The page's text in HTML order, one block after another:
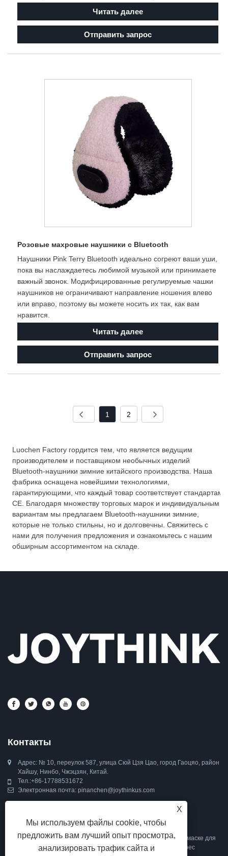
Читать далее
Отправить запрос
Розовые махровые наушники с Bluetooth
Наушники Pink Terry Bluetooth идеально согреют ваши уши,
пока вы наслаждаетесь любимой музыкой или принимаете
важный звонок. Модифицированные регулируемые чашки
наушников не ограничивают направление ношения влево
или вправо, поэтому вы можете носить их так, как вам
нравится.
Читать далее
Отправить запрос
1 2
Luochen Factory гордится тем, что является ведущим
производителем и поставщиком необычных изделий
Bluetooth-наушники зимние китайского производства. Наша
фабрика оснащена новейшими технологиями,
гарантирующими, что каждый товар соответствует стандартам
CE. Благодаря множеству торговых марок и индивидуальным
вариантам мы предлагаем Bluetooth-наушники зимние,
которые не только стильны, но и долговечны. Свяжитесь с
нами для получения предложения и ознакомьтесь с нашим
обширным ассортиментом на складе.
Контакты
Адрес: № 10, переулок 587, улица Сюй Цзя Цао, город Гаоцяо, район
Хайшу, Нинбо, Чжэцзян, Китай.
Тел.:+86-17788531672
Электронная почта: pinanchen@joythinkus.com
Inquiry For Pricelist
По вопросам о наушниках для сна, маске для сна с Bluetooth, маске для
глаз Bluetooth для сна или прайс-листе оставьте нам свой адрес
X
Мы используем файлы cookie, чтобы
предложить вам лучший опыт просмотра,
анализировать трафик сайта и